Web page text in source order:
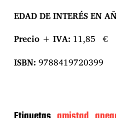
EDAD DE INTERÉS EN
Precio + IVA: 11,85 €
ISBN: 9788419720399